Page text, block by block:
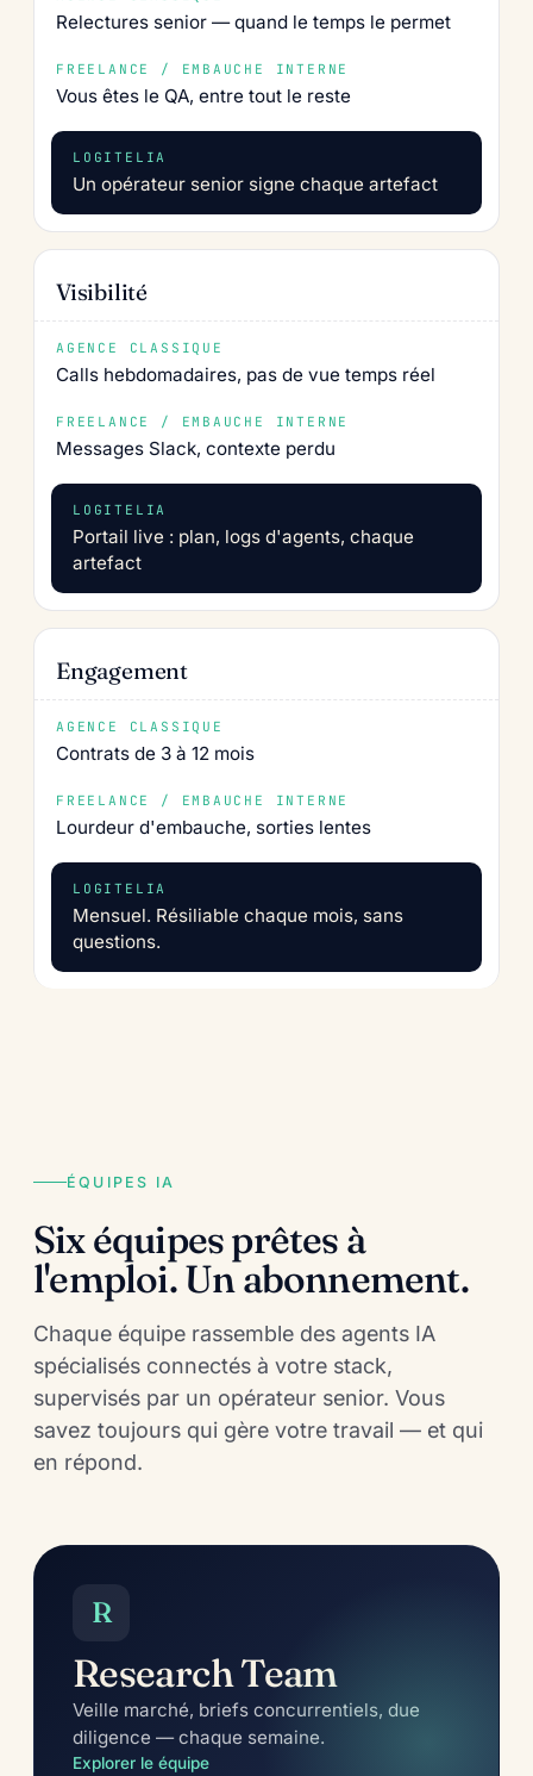
Relectures senior — quand le temps le permet
Vous êtes le QA, entre tout le reste
Un opérateur senior signe chaque artefact
Visibilité
Calls hebdomadaires, pas de vue temps réel
Messages Slack, contexte perdu
Portail live : plan, logs d'agents, chaque
artefact
Engagement
Contrats de 3 à 12 mois
Lourdeur d'embauche, sorties lentes
Mensuel. Résiliable chaque mois, sans
questions.
ÉQUIPES IA
Six équipes prêtes à
l'emploi. Un abonnement.
Chaque équipe rassemble des agents IA
spécialisés connectés à votre stack,
supervisés par un opérateur senior. Vous
savez toujours qui gère votre travail — et qui
en répond.
R
Research Team
Veille marché, briefs concurrentiels, due
diligence — chaque semaine.
Explorer le équipe